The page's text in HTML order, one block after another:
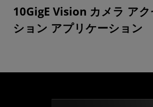
10GigE Vision カメラ ア
ション アプリケーション